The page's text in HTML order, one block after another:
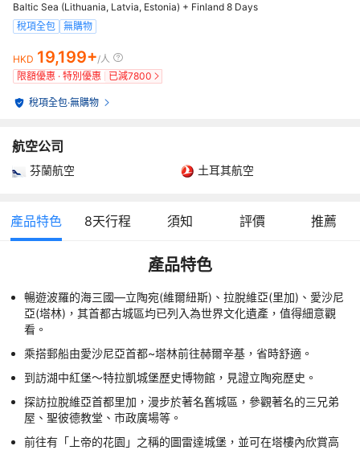
Baltic Sea (Lithuania, Latvia, Estonia) + Finland 8 Days
稅項全包
無購物
HKD 19,199+/人
限額優惠 · 特別優惠
已減7800
稅項全包·無購物
航空公司
芬蘭航空 土耳其航空
產品特色 8天行程 須知 評價 推薦
產品特色
暢遊波羅的海三國—立陶宛(維爾紐斯)、拉脫維亞(里加)、愛沙尼
亞(塔林)，其首都古城區均已列入為世界文化遺產，值得細意觀
看。
乘搭郵船由愛沙尼亞首都~塔林前往赫爾辛基，省時舒適。
到訪湖中紅堡～特拉凱城堡歷史博物館，見證立陶宛歷史。
探訪拉脫維亞首都里加，漫步於著名舊城區，參觀著名的三兄弟
屋、聖彼德教堂、市政廣場等。
前往有「上帝的花園」之稱的圖雷達城堡，並可在塔樓內欣賞高